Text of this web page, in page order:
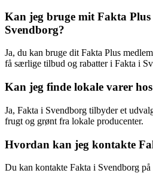
Kan jeg bruge mit Fakta Plus
Svendborg?
Ja, du kan bruge dit Fakta Plus
få særlige tilbud og rabatter i Fakta i
Kan jeg finde lokale varer
Ja, Fakta i Svendborg tilbyder et
frugt og grønt fra lokale producenter.
Hvordan kan jeg kontakte
Du kan kontakte Fakta i Svendborg